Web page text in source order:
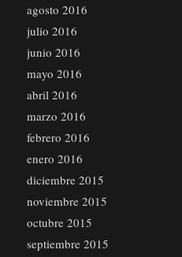
agosto 2016
julio 2016
junio 2016
mayo 2016
abril 2016
marzo 2016
febrero 2016
enero 2016
diciembre 2015
noviembre 2015
octubre 2015
septiembre 2015